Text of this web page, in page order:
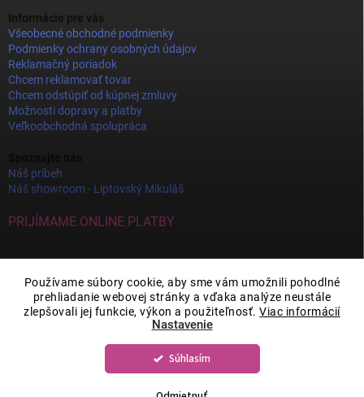
Používame súbory cookie, aby sme vám umožnili pohodlné
prehliadanie webovej stránky a vďaka analýze neustále
zlepšovali jej funkcie, výkon a použiteľnosť.Viac informácií
Nastavenie
Súhlasím
Informácie pre vás
Všeobecné obchodné podmienky
Podmienky ochrany osobných údajov
Reklamačný poriadok
Chcem reklamovať tovar
Chcem odstúpiť od kúpnej zmluvy
Možnosti dopravy a platby
Veľkoobchodná spolupráca
Náš príbeh
Náš showroom - Liptovský Mikuláš
PRIJÍMAME ONLINE PLATBY
. Všetky práva vyhradené.
cookies